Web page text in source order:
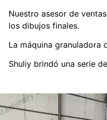
Nuestro asesor de
los dibujos finales.
La máquina granuladora
Shuliy brindó una serie